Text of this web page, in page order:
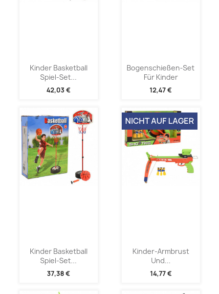
Kinder Basketball
Spiel-Set...
42,03 €
Bogenschießen-Set
Für Kinder
12,47 €
Kinder Basketball
Spiel-Set...
37,38 €
Kinder-Armbrust
Und...
14,77 €
NICHT AUF LAGER